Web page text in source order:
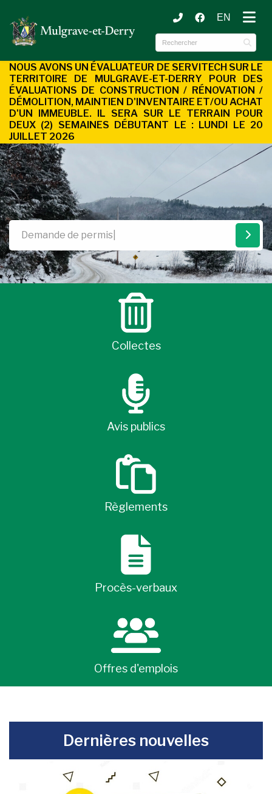
(Municipalité )
EN
NOUS AVONS UN ÉVALUATEUR DE SERVITECH SUR LE
TERRITOIRE DE MULGRAVE-ET-DERRY POUR DES
ÉVALUATIONS DE CONSTRUCTION / RÉNOVATION /
DÉMOLITION, MAINTIEN D'INVENTAIRE ET/OU ACHAT
D'UN
IMMEUBLE. IL SERA SUR LE TERRAIN POUR
DEUX (2) SEMAINES DÉBUTANT LE : LUNDI LE 20
JUILLET 2026
Collectes
Avis publics
Règlements
Procès-verbaux
Offres d'emplois
Dernières nouvelles